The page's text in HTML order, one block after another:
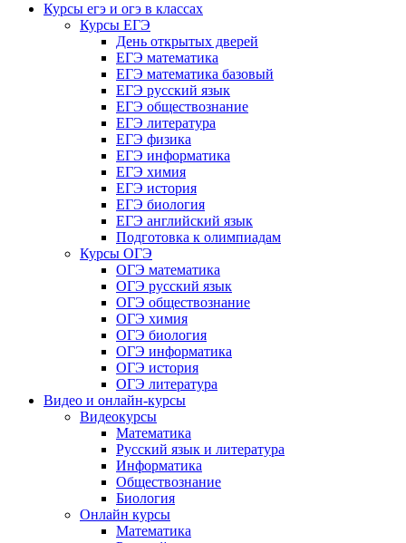
Курсы егэ и огэ в классах
Курсы ЕГЭ
День открытых дверей
ЕГЭ математика
ЕГЭ математика базовый
ЕГЭ русский язык
ЕГЭ обществознание
ЕГЭ литература
ЕГЭ физика
ЕГЭ информатика
ЕГЭ химия
ЕГЭ история
ЕГЭ биология
ЕГЭ английский язык
Подготовка к олимпиадам
Курсы ОГЭ
ОГЭ математика
ОГЭ русский язык
ОГЭ обществознание
ОГЭ химия
ОГЭ биология
ОГЭ информатика
ОГЭ история
ОГЭ литература
Видео и онлайн-курсы
Видеокурсы
Математика
Русский язык и литература
Информатика
Обществознание
Биология
Онлайн курсы
Математика